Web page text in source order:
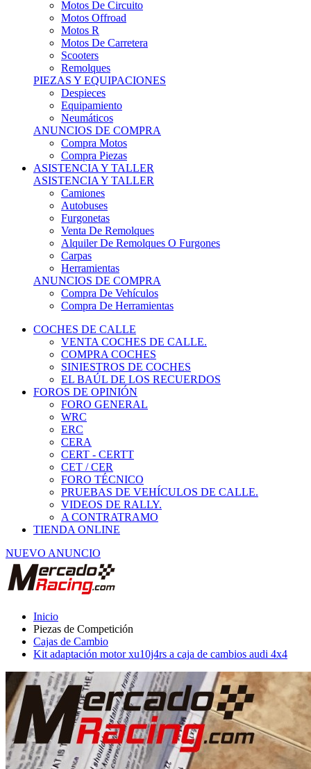
Motos R
Motos De Carretera
Scooters
Remolques
PIEZAS Y EQUIPACIONES
Despieces
Equipamiento
Neumáticos
ANUNCIOS DE COMPRA
Compra Motos
Compra Piezas
ASISTENCIA Y TALLER
ASISTENCIA Y TALLER
Camiones
Autobuses
Furgonetas
Venta De Remolques
Alquiler De Remolques O Furgones
Carpas
Herramientas
ANUNCIOS DE COMPRA
Compra De Vehículos
Compra De Herramientas
COCHES DE CALLE
VENTA COCHES DE CALLE.
COMPRA COCHES
SINIESTROS DE COCHES
EL BAÚL DE LOS RECUERDOS
FOROS DE OPINIÓN
FORO GENERAL
WRC
ERC
CERA
CERT - CERTT
CET / CER
FORO TÉCNICO
PRUEBAS DE VEHÍCULOS DE CALLE.
VIDEOS DE RALLY.
A CONTRATRAMO
TIENDA ONLINE
NUEVO ANUNCIO
Piezas de Competición
Cajas de Cambio
Kit adaptación motor xu10j4rs a caja de cambios audi 4x4